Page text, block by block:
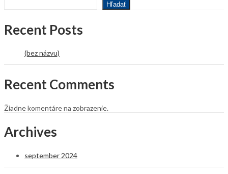
Hľadať
Recent Posts
(bez názvu)
Recent Comments
Žiadne komentáre na zobrazenie.
Archives
september 2024